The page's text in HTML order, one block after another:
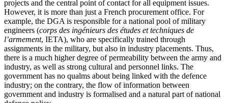
projects and the central point of contact for all equipment issues.
However, it is more than just a French pro­curement office. For
example, the DGA is responsible for a national pool of military
engineers (corps des ingénieurs des études et tech­niques de
l’armement, IETA), who are specifi­cally trained through
assignments in the mili­tary, but also in industry placements. Thus,
there is a much higher degree of per­meability between the army and
industry, as well as strong cultural and personnel links. The
government has no qualms about being linked with the defence
industry; on the contrary, the flow of information between
government and industry is formalised and a natural part of national